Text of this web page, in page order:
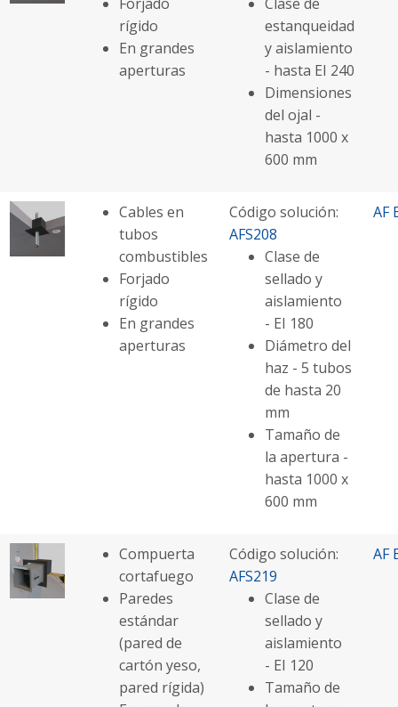
Forjado
rígido
En grandes
aperturas
Clase de
estanqueidad
y aislamiento
- hasta EI 240
Dimensiones
del ojal -
hasta 1000 x
600 mm
Cables en
tubos
combustibles
Forjado
rígido
En grandes
aperturas
Código solución:
AFS208
Clase de
sellado y
aislamiento
- EI 180
Diámetro del
haz - 5 tubos
de hasta 20
mm
Tamaño de
la apertura -
hasta 1000 x
600 mm
AF
Compuerta
cortafuego
Paredes
estándar
(pared de
cartón yeso,
pared rígida)
Código solución:
AFS219
Clase de
sellado y
aislamiento
- EI 120
Tamaño de
AF